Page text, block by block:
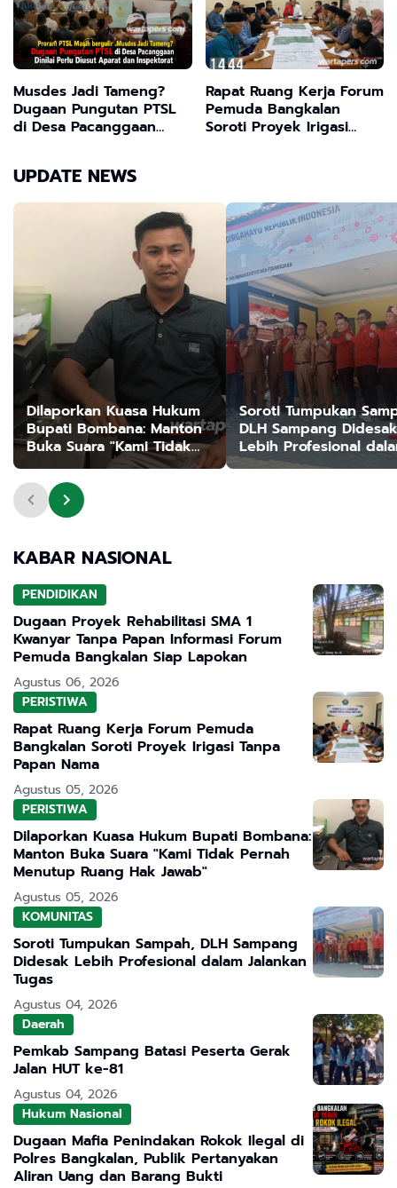
Musdes Jadi Tameng?
Dugaan Pungutan PTSL
di Desa Pacanggaan
Rapat Ruang Kerja Forum
Pemuda Bangkalan
Soroti Proyek Irigasi
UPDATE NEWS
Dilaporkan Kuasa Hukum
Bupati Bombana: Manton
Buka Suara "Kami Tidak
Pernah Menutup Ruang
Hak Jawab"
Soroti Tumpukan
DLH Sampang Didesak
Lebih Profesional
Jalankan Tugas
KABAR NASIONAL
PENDIDIKAN
Dugaan Proyek Rehabilitasi SMA 1
Kwanyar Tanpa Papan Informasi Forum
Pemuda Bangkalan Siap Lapokan
Agustus 06, 2026
PERISTIWA
Rapat Ruang Kerja Forum Pemuda
Bangkalan Soroti Proyek Irigasi Tanpa
Papan Nama
Agustus 05, 2026
PERISTIWA
Dilaporkan Kuasa Hukum Bupati Bombana:
Manton Buka Suara "Kami Tidak Pernah
Menutup Ruang Hak Jawab"
Agustus 05, 2026
KOMUNITAS
Soroti Tumpukan Sampah, DLH Sampang
Didesak Lebih Profesional dalam Jalankan
Tugas
Agustus 04, 2026
Daerah
Pemkab Sampang Batasi Peserta Gerak
Jalan HUT ke-81
Agustus 04, 2026
Hukum Nasional
Dugaan Mafia Penindakan Rokok Ilegal di
Polres Bangkalan, Publik Pertanyakan
Aliran Uang dan Barang Bukti